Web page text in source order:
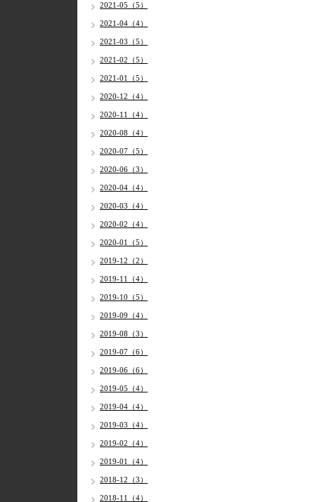
2021-05（5）
2021-04（4）
2021-03（5）
2021-02（5）
2021-01（5）
2020-12（4）
2020-11（4）
2020-08（4）
2020-07（5）
2020-06（3）
2020-04（4）
2020-03（4）
2020-02（4）
2020-01（5）
2019-12（2）
2019-11（4）
2019-10（5）
2019-09（4）
2019-08（3）
2019-07（6）
2019-06（6）
2019-05（4）
2019-04（4）
2019-03（4）
2019-02（4）
2019-01（4）
2018-12（3）
2018-11（4）